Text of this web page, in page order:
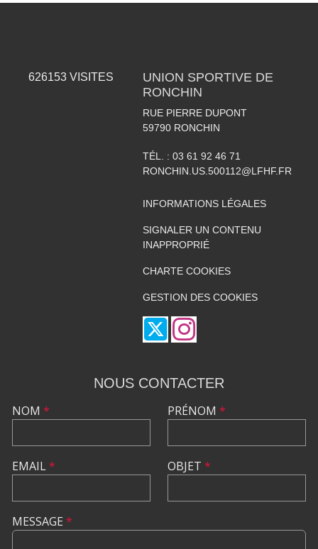
626153 VISITES
UNION SPORTIVE DE
RONCHIN
RUE PIERRE DUPONT
59790 RONCHIN
TÉL. : 03 61 92 46 71
RONCHIN.US.500112@LFHF.FR
INFORMATIONS LÉGALES
SIGNALER UN CONTENU
INAPPROPRIÉ
CHARTE COOKIES
GESTION DES COOKIES
NOUS CONTACTER
NOM *
EMAIL*
PRÉNOM *
OBJET *
MESSAGE *